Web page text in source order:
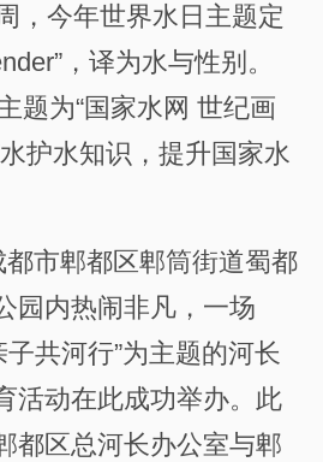
，今年世界水日主题定
，译为水与性别。
题为“国家水网 世纪画
护水知识，提升国家水
都市郫都区郫筒街道蜀都
园内热闹非凡，一场
子共河行”为主题的河长
活动在此成功举办。此
都区总河长办公室与郫